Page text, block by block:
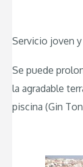
Servicio joven
Se puede
la agradable
piscina (Gin